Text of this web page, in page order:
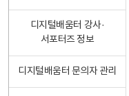
디지털배움터 강사·
서포터즈 정보
디지털배움터 문의자 관리